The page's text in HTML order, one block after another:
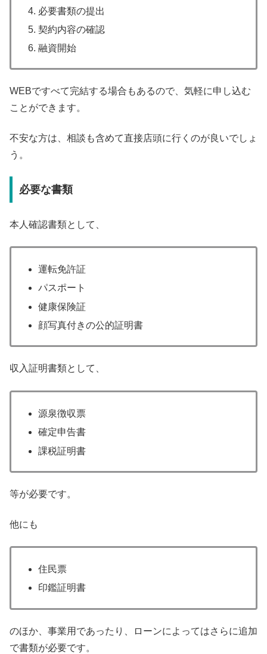
必要書類の提出
契約内容の確認
融資開始
WEBですべて完結する場合もあるので、気軽に申し込む
ことができます。
不安な方は、相談も含めて直接店頭に行くのが良いでしょ
う。
必要な書類
本人確認書類として、
運転免許証
パスポート
健康保険証
顔写真付きの公的証明書
収入証明書類として、
源泉徴収票
確定申告書
課税証明書
等が必要です。
他にも
住民票
印鑑証明書
のほか、事業用であったり、ローンによってはさらに追加
で書類が必要です。